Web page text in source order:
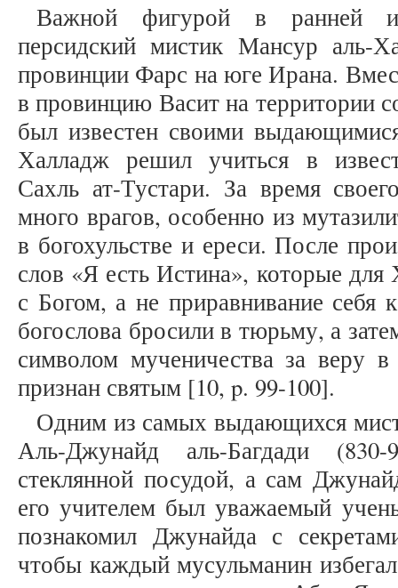
Важной фигурой в ранней
персидский мистик Мансур аль-
провинции Фарс на юге Ирана.
в провинцию Васит на территории
был известен своими
Халладж решил учиться в
Сахль ат-Тустари. За время
много врагов, особенно из
в богохульстве и ереси. После
слов «Я есть Истина», которые для
с Богом, а не приравнивание себя
богослова бросили в тюрьму, а
символом мученичества за веру
признан святым [10, p. 99-100].
Одним из самых выдающихся
Аль-Джунайд аль-Багдади
стеклянной посудой, а сам
его учителем был уважаемый
познакомил Джунайда с
чтобы каждый мусульманин